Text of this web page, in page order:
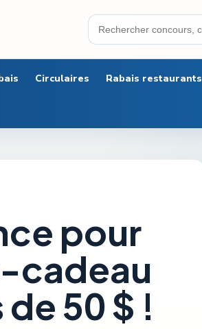
Circulaires Rabais restaurants
pour
cadeau
50 $ !